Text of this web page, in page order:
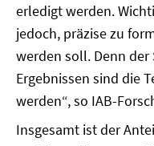
erledigt werden.
jedoch, präzise zu
werden soll. Denn
Ergebnissen sind die
werden“, so IAB-
Insgesamt ist der